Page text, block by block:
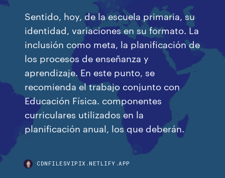
Sentido, hoy, de la escuela primaria, su
identidad, variaciones en su formato. La
inclusión como meta, la planificación de
los procesos de enseñanza y
aprendizaje. En este punto, se
recomienda el trabajo conjunto con
Educación Física. componentes
curriculares utilizados en la
planificación anual, los que deberán.
CDNFILESVIPIX.NETLIFY.APP